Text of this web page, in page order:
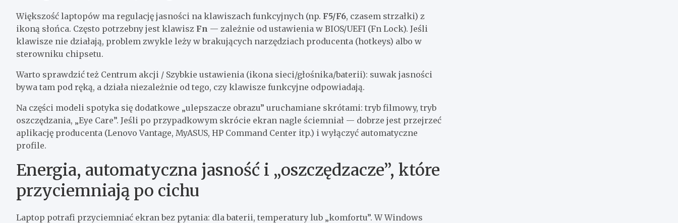
Większość laptopów ma regulację jasności na klawiszach funkcyjnych (np. F5/F6, czasem strzałki) z
ikoną słońca. Często potrzebny jest klawisz Fn — zależnie od ustawienia w BIOS/UEFI (Fn Lock). Jeśli
klawisze nie działają, problem zwykle leży w brakujących narzędziach producenta (hotkeys) albo w
sterowniku chipsetu.
Warto sprawdzić też Centrum akcji / Szybkie ustawienia (ikona sieci/głośnika/baterii): suwak jasności
bywa tam pod ręką, a działa niezależnie od tego, czy klawisze funkcyjne odpowiadają.
Na części modeli spotyka się dodatkowe „ulepszacze obrazu” uruchamiane skrótami: tryb filmowy, tryb
oszczędzania, „Eye Care”. Jeśli po przypadkowym skrócie ekran nagle ściemniał — dobrze jest przejrzeć
aplikację producenta (Lenovo Vantage, MyASUS, HP Command Center itp.) i wyłączyć automatyczne
profile.
Energia, automatyczna jasność i „oszczędzacze”, które
przyciemniają po cichu
Laptop potrafi przyciemniać ekran bez pytania: dla baterii, temperatury lub „komfortu”. W Windows